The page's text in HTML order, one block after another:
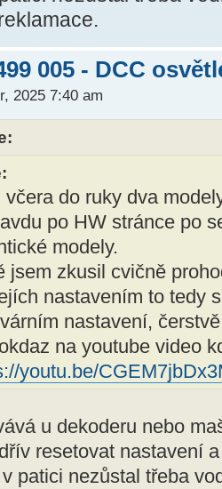
005 - DCC
2025 7:40 am
do ruky dva
po HW stránce po
modely.
jsem zkusil cvičně
nastavením to tedy
nastavení,
na youtube video
youtu.be/
u dekoderu nebo
resetovat nastavení
patici nezůstal třeba